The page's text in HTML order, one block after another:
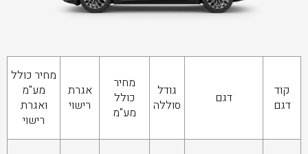
קוד
דגם
דגם
גודל
סוללה
מחיר
כולל
מע"מ
אגרת
רישוי
מחיר כולל
מע"מ
ואגרת
רישוי